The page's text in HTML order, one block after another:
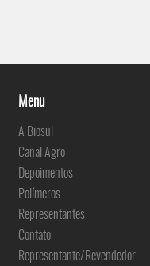
Menu
A Biosul
Canal Agro
Depoimentos
Polímeros
Representantes
Contato
Representante/Revendedor